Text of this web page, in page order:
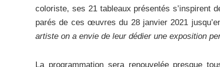
coloriste, ses 21 tableaux présentés s’inspirent
parés de ces œuvres du 28 janvier 2021
artiste on a envie de leur dédier une exposition
La programmation sera renouvelée presque